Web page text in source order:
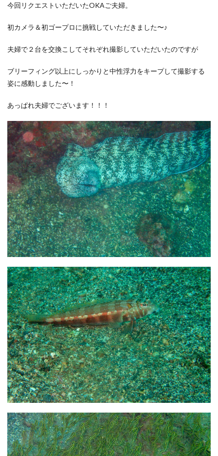
今回リクエストいただいたOKAご夫婦。
初カメラ＆初ゴープロに挑戦していただきました〜♪
夫婦で２台を交換こしてそれぞれ撮影していただいたのですが
ブリーフィング以上にしっかりと中性浮力をキープして撮影する
姿に感動しました〜！
あっぱれ夫婦でございます！！！